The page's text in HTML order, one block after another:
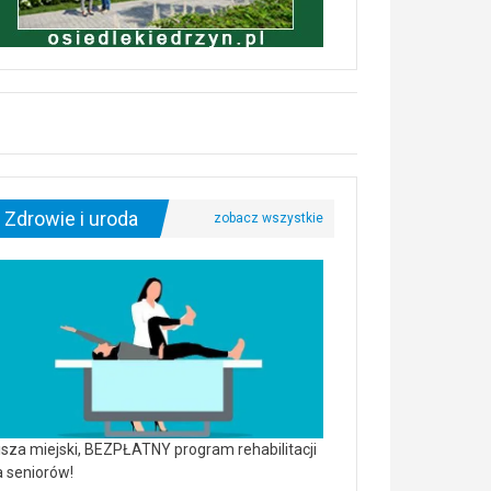
Zdrowie i uroda
miejski, BEZPŁATNY program rehabilitacji
seniorów!